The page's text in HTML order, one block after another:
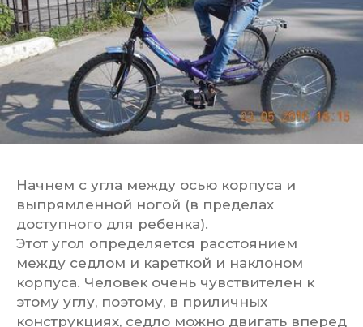
Начнем с угла между осью корпуса и
выпрямленной ногой (в пределах
доступного для ребенка).
Этот угол определяется расстоянием
между седлом и кареткой и наклоном
корпуса. Человек очень чувствителен к
этому углу, поэтому, в приличных
конструкциях, седло можно двигать вперед